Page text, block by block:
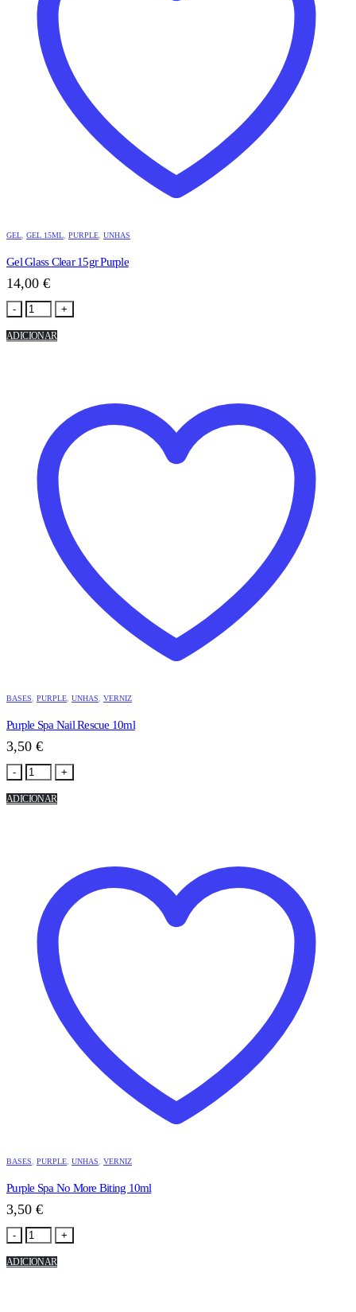
GEL GEL 15ML PURPLE UNHAS
Gel Glass Clear 15gr Purple
14,00 €
- +
ADICIONAR
BASES PURPLE UNHAS VERNIZ
Purple Spa Nail Rescue 10ml
3,50 €
- +
ADICIONAR
BASES PURPLE UNHAS VERNIZ
Purple Spa No More Biting 10ml
3,50 €
- +
ADICIONAR